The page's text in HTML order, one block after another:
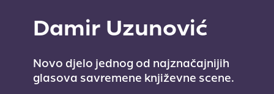
Damir Uzunović
Novo djelo jednog od najznačajnijih
glasova savremene književne scene.